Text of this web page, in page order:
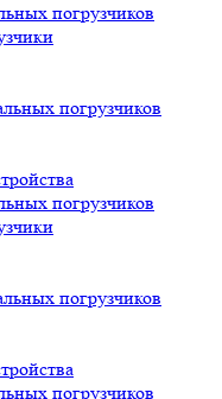
погрузчиков
погрузчиков
погрузчиков
погрузчиков
погрузчиков